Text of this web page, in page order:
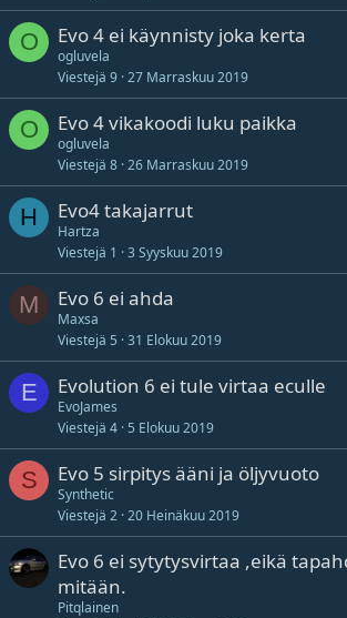
O Evo 4 ei käynnisty joka kerta
ogluvela
Viestejä 9 27 Marraskuu 2019
O Evo 4 vikakoodi luku paikka
ogluvela
Viestejä 8 26 Marraskuu 2019
H Evo4 takajarrut
Hartza
Viestejä 1 3 Syyskuu 2019
M Evo 6 ei ahda
Maxsa
Viestejä 5 31 Elokuu 2019
E Evolution 6 ei tule virtaa eculle
EvoJames
Viestejä 4 5 Elokuu 2019
S Evo 5 sirpitys ääni ja öljyvuoto
Synthetic
Viestejä 2 20 Heinäkuu 2019
Evo 6 ei sytytysvirtaa ,eikä
mitään.
Pitqlainen